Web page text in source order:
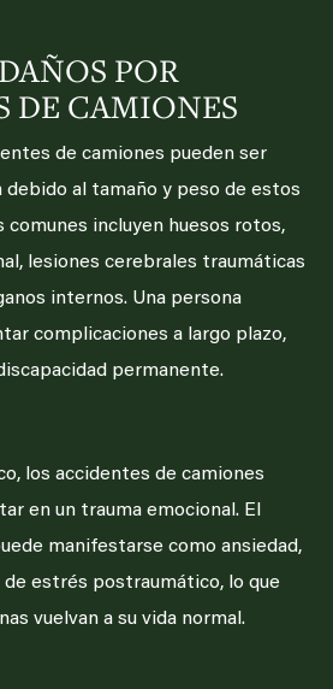
POR
DE CAMIONES
de camiones pueden ser
debido al tamaño y peso de estos
comunes incluyen huesos rotos,
lesiones cerebrales traumáticas
internos. Una persona
complicaciones a largo plazo,
permanente.
los accidentes de camiones
en un trauma emocional. El
manifestarse como ansiedad,
estrés postraumático, lo que
vuelvan a su vida normal.